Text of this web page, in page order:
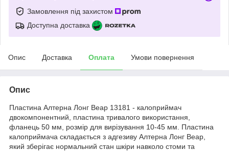
Замовлення під захистом
Доступна доставка
Опис Доставка Оплата Умови повернення
Опис
Пластина Алтерна Лонг Веар 13181 - калоприймач
двокомпонентний, пластина тривалого використання,
фланець 50 мм, розмір для вирізування 10-45 мм. Пластина
калоприймача складається з адгезиву Алтерна Лонг Веар,
який зберігає нормальний стан шкіри навколо стоми та